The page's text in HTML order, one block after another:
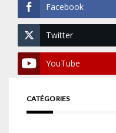
Facebook
Twitter
YouTube
CATÉGORIES